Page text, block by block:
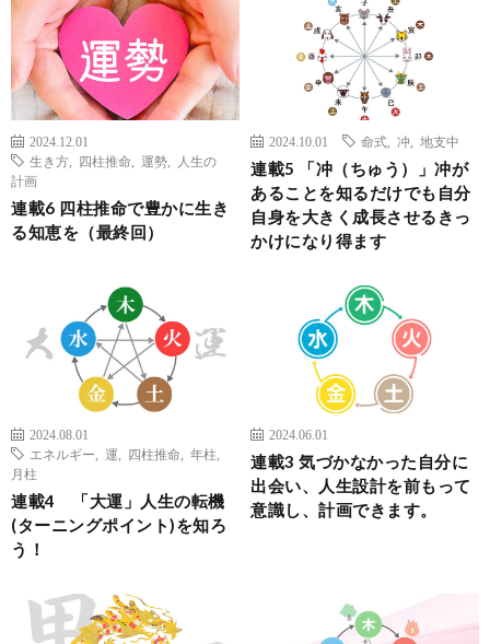
2024.12.01
生き方
四柱推命 運勢
人生の
計画
連載6 四柱推命で豊かに生き
る知恵を（最終回）
2024.10.01 命式 冲 地支中
連載5 「冲（ちゅう）」冲が
あることを知るだけでも自分
自身を大きく成長させるきっ
かけになり得ます
2024.08.01
エネルギー
運 四柱推命 年柱
月柱
連載4 「大運」人生の転機
(ターニングポイント)を知ろ
う！
2024.06.01
連載3 気づかなかった自分に
出会い、人生設計を前もって
意識し、計画できます。